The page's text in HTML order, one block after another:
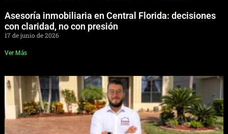
Asesoría inmobiliaria en Central Florida: decisiones
con claridad, no con presión
17 de junio de 2026
Ver Más